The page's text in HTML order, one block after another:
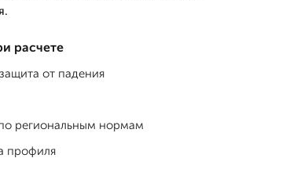
расчете
от падения
по региональным нормам
профиля